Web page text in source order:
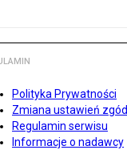
Polityka Prywatności
Zmiana ustawień zgód
Regulamin serwisu
Informacje o nadawcy